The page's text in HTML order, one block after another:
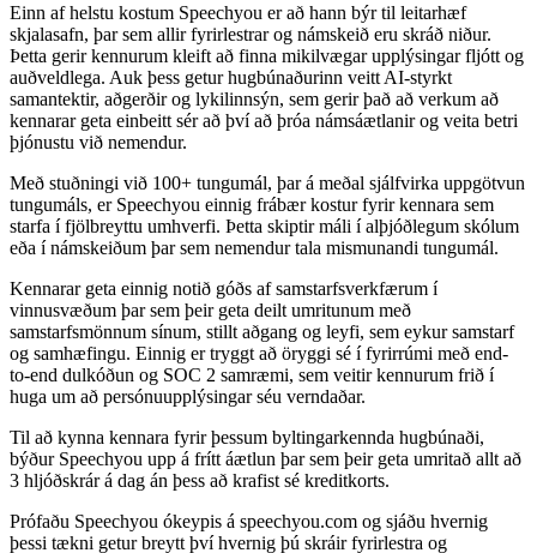
Einn af helstu kostum Speechyou er að hann býr til leitarhæf
skjalasafn, þar sem allir fyrirlestrar og námskeið eru skráð niður.
Þetta gerir kennurum kleift að finna mikilvægar upplýsingar fljótt og
auðveldlega. Auk þess getur hugbúnaðurinn veitt AI-styrkt
samantektir, aðgerðir og lykilinnsýn, sem gerir það að verkum að
kennarar geta einbeitt sér að því að þróa námsáætlanir og veita betri
þjónustu við nemendur.
Með stuðningi við 100+ tungumál, þar á meðal sjálfvirka uppgötvun
tungumáls, er Speechyou einnig frábær kostur fyrir kennara sem
starfa í fjölbreyttu umhverfi. Þetta skiptir máli í alþjóðlegum skólum
eða í námskeiðum þar sem nemendur tala mismunandi tungumál.
Kennarar geta einnig notið góðs af samstarfsverkfærum í
vinnusvæðum þar sem þeir geta deilt umritunum með
samstarfsmönnum sínum, stillt aðgang og leyfi, sem eykur samstarf
og samhæfingu. Einnig er tryggt að öryggi sé í fyrirrúmi með end-
to-end dulkóðun og SOC 2 samræmi, sem veitir kennurum frið í
huga um að persónuupplýsingar séu verndaðar.
Til að kynna kennara fyrir þessum byltingarkennda hugbúnaði,
býður Speechyou upp á frítt áætlun þar sem þeir geta umritað allt að
3 hljóðskrár á dag án þess að krafist sé kreditkorts.
Prófaðu Speechyou ókeypis á speechyou.com og sjáðu hvernig
þessi tækni getur breytt því hvernig þú skráir fyrirlestra og